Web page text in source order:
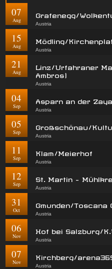
07
Aug
Grafenegg/
Austria
15
Aug
Mödling/
Austria
21
Aug
Linz/Urfahraner
Ambros)
Austria
04
Sep
Asparn an der
Austria
05
Sep
Großschönau/
Austria
11
Sep
Klam/Meierhof
Austria
12
Sep
St. Martin -
Austria
31
Oct
Gmunden/Toscana
Austria
06
Nov
Hof bei Salzburg/
Austria
07
Nov
Kirchberg/
Austria